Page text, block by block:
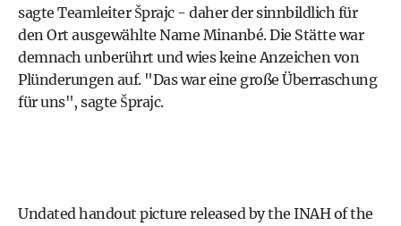
sagte Teamleiter Šprajc - daher der sinnbildlich für
den Ort ausgewählte Name Minanbé. Die Stätte war
demnach unberührt und wies keine Anzeichen von
Plünderungen auf. "Das war eine große Überraschung
für uns", sagte Šprajc.
Undated handout picture released by the INAH of the